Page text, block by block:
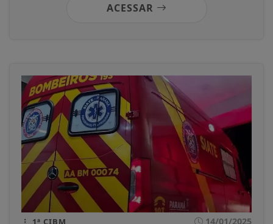
ACESSAR
1ª CIBM 14/01/2025